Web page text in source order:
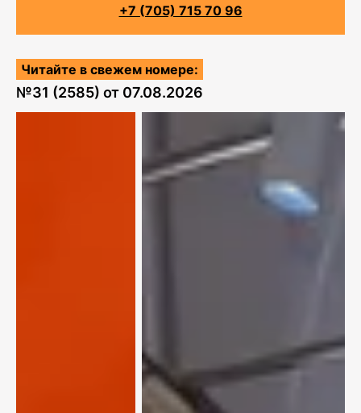
+7 (705) 715 70 96
Читайте в свежем номере:
№31 (2585) от 07.08.2026